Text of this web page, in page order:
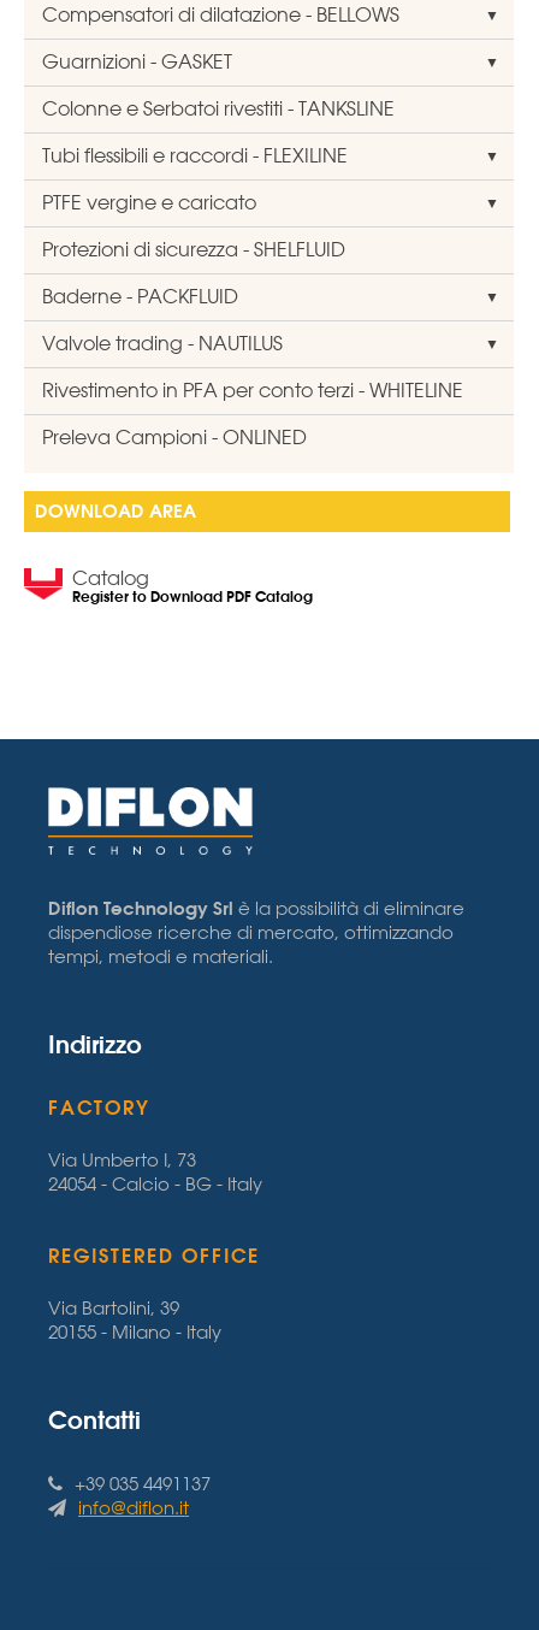
Compensatori di dilatazione - BELLOWS
Guarnizioni - GASKET
Colonne e Serbatoi rivestiti - TANKSLINE
Tubi flessibili e raccordi - FLEXILINE
PTFE vergine e caricato
Protezioni di sicurezza - SHELFLUID
Baderne - PACKFLUID
Valvole trading - NAUTILUS
Rivestimento in PFA per conto terzi - WHITELINE
Preleva Campioni - ONLINED
DOWNLOAD AREA
Catalog
Register to Download PDF Catalog
Diflon Technology Srl è la possibilità di eliminare
dispendiose ricerche di mercato, ottimizzando
tempi, metodi e materiali.
Indirizzo
FACTORY
Via Umberto I, 73
24054 - Calcio - BG - Italy
REGISTERED OFFICE
Via Bartolini, 39
20155 - Milano - Italy
Contatti
+39 035 4491137
info@diflon.it